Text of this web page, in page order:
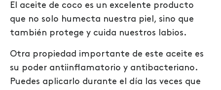
El aceite de coco es un excelente producto
que no solo humecta nuestra piel, sino que
también protege y cuida nuestros labios.
Otra propiedad importante de este aceite es
su poder antiinflamatorio y antibacteriano.
Puedes aplicarlo durante el día las veces que